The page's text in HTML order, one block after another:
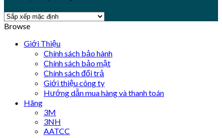
Browse
Giới Thiệu
Chính sách bảo hành
Chính sách bảo mật
Chính sách đổi trả
Giới thiệu công ty
Hướng dẫn mua hàng và thanh toán
Hãng
3M
3NH
AATCC